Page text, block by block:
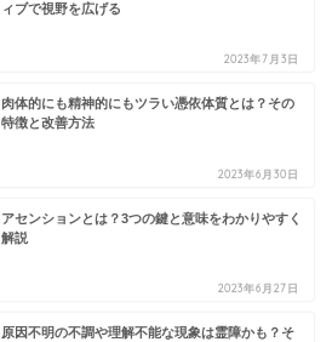
ィブで視野を広げる
2023年7月3日
肉体的にも精神的にもツラい憑依体質とは？その
特徴と改善方法
2023年6月30日
アセンションとは？3つの鍵と意味をわかりやすく
解説
2023年6月27日
原因不明の不調や理解不能な現象は霊障かも？そ